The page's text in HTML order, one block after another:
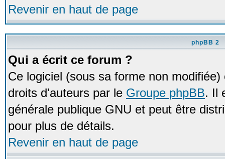
Revenir en haut de page
phpBB 2
Qui a écrit ce forum ?
Ce logiciel (sous sa forme non
droits d'auteurs par le Groupe phpBB. Il
générale publique GNU et peut être
pour plus de détails.
Revenir en haut de page